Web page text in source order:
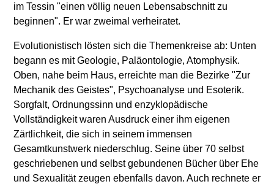
im Tessin "einen völlig neuen Lebensabschnitt zu
beginnen". Er war zweimal verheiratet.
Evolutionistisch lösten sich die Themenkreise ab: Unten
begann es mit Geologie, Paläontologie, Atomphysik.
Oben, nahe beim Haus, erreichte man die Bezirke "Zur
Mechanik des Geistes", Psychoanalyse und Esoterik.
Sorgfalt, Ordnungssinn und enzyklopädische
Vollständigkeit waren Ausdruck einer ihm eigenen
Zärtlichkeit, die sich in seinem immensen
Gesamtkunstwerk niederschlug. Seine über 70 selbst
geschriebenen und selbst gebundenen Bücher über Ehe
und Sexualität zeugen ebenfalls davon. Auch rechnete er